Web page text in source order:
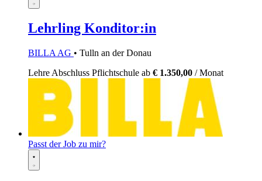
Lehrling Konditor:in
BILLA AG • Tulln an der Donau
Lehre Abschluss Pflichtschule ab € 1.350,00 / Monat
Passt der Job zu mir?